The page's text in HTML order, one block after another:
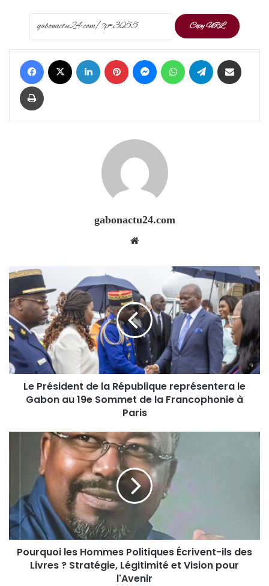
Copy URL
Facebook LinkedIn Pinterest Messenger WhatsApp Telegram
Print
gabonactu24.com
Le Président de la République représentera le
Gabon au 19e Sommet de la Francophonie à
Paris
Pourquoi les Hommes Politiques Écrivent-ils des
Livres ? Stratégie, Légitimité et Vision pour
l'Avenir